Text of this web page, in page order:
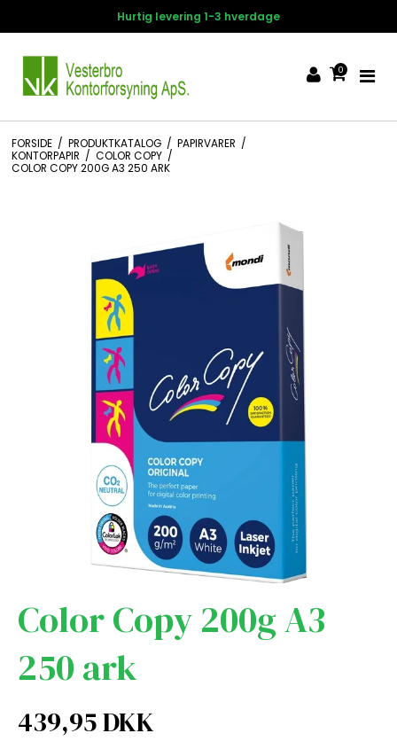
Hurtig levering 1-3 hverdage
0
FORSIDE / PRODUKTKATALOG / PAPIRVARER /
KONTORPAPIR / COLOR COPY /
COLOR COPY 200G A3 250 ARK
Color Copy 200g A3
250 ark
439,95 DKK